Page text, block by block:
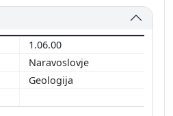
1.06.00
Naravoslovje
Geologija